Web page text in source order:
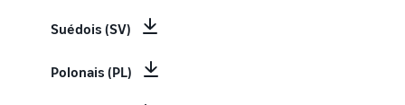
Suédois (SV)
Polonais (PL)